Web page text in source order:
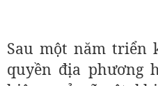
Sau một năm triển
quyền địa phương